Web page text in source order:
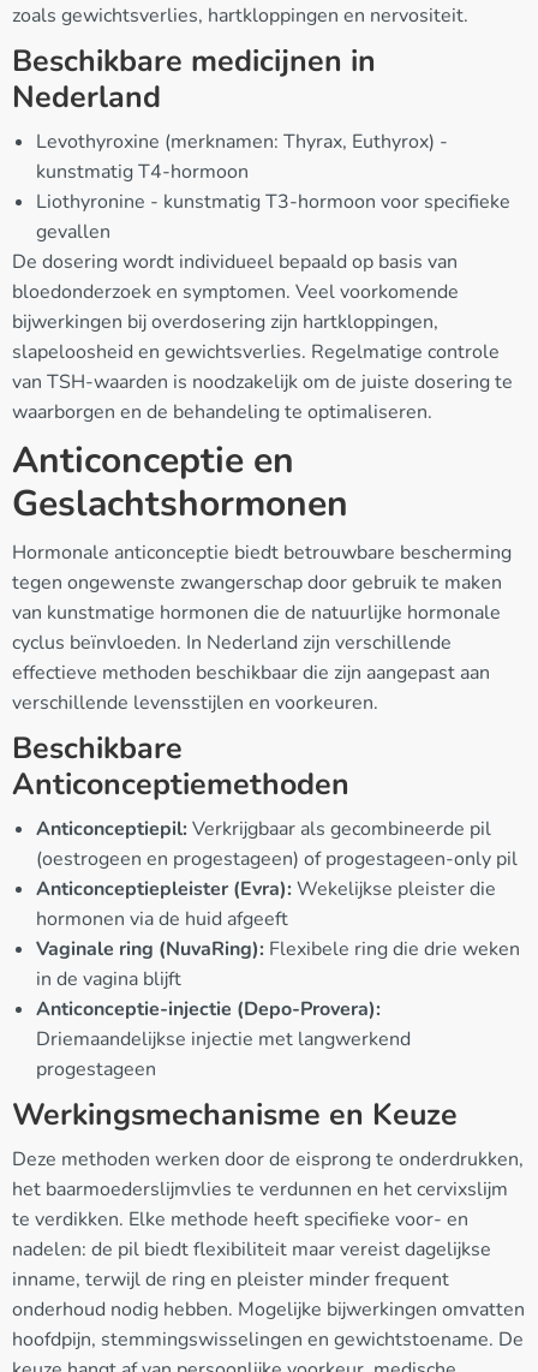
zoals gewichtsverlies, hartkloppingen en nervositeit.
Beschikbare medicijnen in
Nederland
Levothyroxine (merknamen: Thyrax, Euthyrox) -
kunstmatig T4-hormoon
Liothyronine - kunstmatig T3-hormoon voor specifieke
gevallen
De dosering wordt individueel bepaald op basis van
bloedonderzoek en symptomen. Veel voorkomende
bijwerkingen bij overdosering zijn hartkloppingen,
slapeloosheid en gewichtsverlies. Regelmatige controle
van TSH-waarden is noodzakelijk om de juiste dosering te
waarborgen en de behandeling te optimaliseren.
Anticonceptie en
Geslachtshormonen
Hormonale anticonceptie biedt betrouwbare bescherming
tegen ongewenste zwangerschap door gebruik te maken
van kunstmatige hormonen die de natuurlijke hormonale
cyclus beïnvloeden. In Nederland zijn verschillende
effectieve methoden beschikbaar die zijn aangepast aan
verschillende levensstijlen en voorkeuren.
Beschikbare
Anticonceptiemethoden
Anticonceptiepil: Verkrijgbaar als gecombineerde pil
(oestrogeen en progestageen) of progestageen-only pil
Anticonceptiepleister (Evra): Wekelijkse pleister die
hormonen via de huid afgeeft
Vaginale ring (NuvaRing): Flexibele ring die drie weken
in de vagina blijft
Anticonceptie-injectie (Depo-Provera):
Driemaandelijkse injectie met langwerkend
progestageen
Werkingsmechanisme en Keuze
Deze methoden werken door de eisprong te onderdrukken,
het baarmoederslijmvlies te verdunnen en het cervixslijm
te verdikken. Elke methode heeft specifieke voor- en
nadelen: de pil biedt flexibiliteit maar vereist dagelijkse
inname, terwijl de ring en pleister minder frequent
onderhoud nodig hebben. Mogelijke bijwerkingen omvatten
hoofdpijn, stemmingswisselingen en gewichtstoename. De